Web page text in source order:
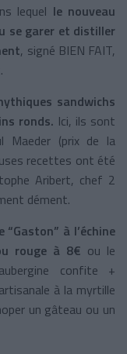
lequel le nouveau
se garer et distiller
, signé BIEN FAIT,
sandwichs
ronds. Ici, ils sont
Maeder (prix de la
recettes ont été
Aribert, chef 2
dément.
à l’échine
rouge à 8€ ou le
confite +
à la myrtille
un gâteau ou un